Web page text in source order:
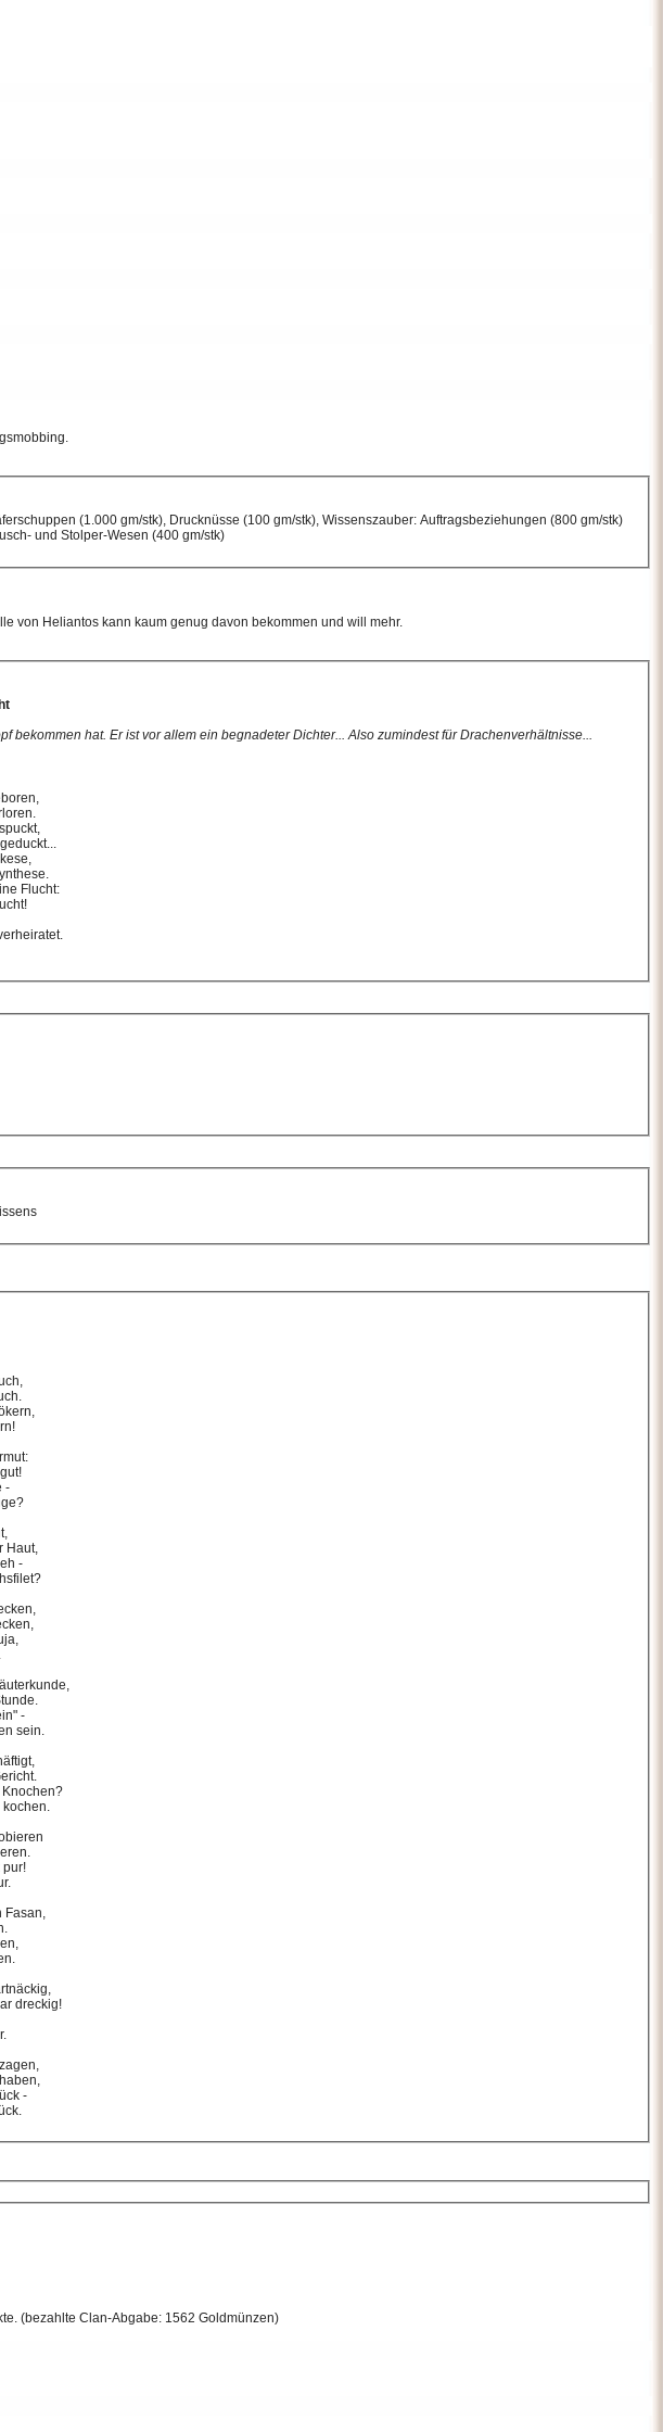
(1.000 gm/stk), Drucknüsse (100 gm/stk), Wissenszauber: Auftragsbeziehungen (800 gm/stk)
und Stolper-Wesen (400 gm/stk)
von Heliantos kann kaum genug davon bekommen und will mehr.
hat. Er ist vor allem ein begnadeter Dichter... Also zumindest für Drachenverhältnisse...
Flucht:
-
Haut,
-
-
sein.
kochen.
pur!
Fasan,
dreckig!
-
(bezahlte Clan-Abgabe: 1562 Goldmünzen)